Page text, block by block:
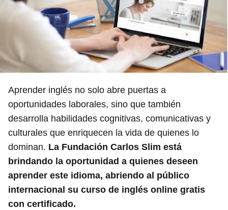
Aprender inglés no solo abre puertas a
oportunidades laborales, sino que también
desarrolla habilidades cognitivas, comunicativas y
culturales que enriquecen la vida de quienes lo
dominan. La Fundación Carlos Slim está
brindando la oportunidad a quienes deseen
aprender este idioma, abriendo al público
internacional su curso de inglés online gratis
con certificado.